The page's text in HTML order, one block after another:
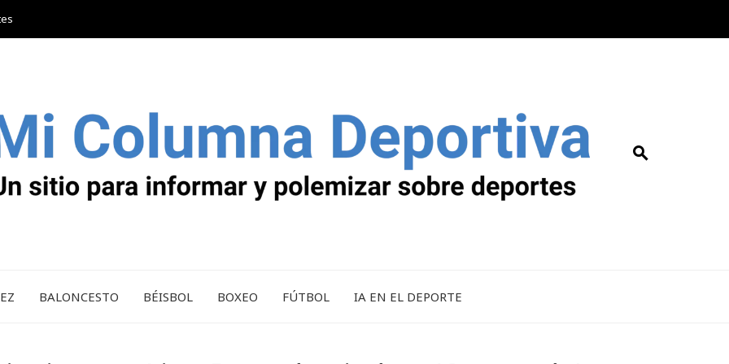
BALONCESTO BÉISBOL BOXEO FÚTBOL IA EN EL DEPORTE